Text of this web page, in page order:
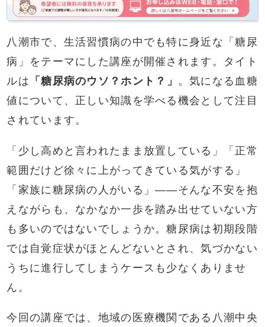
八潮市で、生活習慣病の中でも特に身近な「糖尿
病」をテーマにした講座が開催されます。タイト
ルは 「糖尿病のウソ？ホント？」 。気になる血糖
値について、正しい知識を学べる機会として注目
されています。
「少し高めと言われたまま放置している」「正常
範囲だけど徐々に上がってきている気がする」
「家族に糖尿病の人がいる」――そんな不安を抱
えながらも、なかなか一歩を踏み出せていない方
も多いのではないでしょうか。糖尿病は初期段階
では自覚症状がほとんどないとされ、気づかない
うちに進行してしまうケースも少なくありませ
ん。
今回の講座では、地域の医療機関である八潮中央